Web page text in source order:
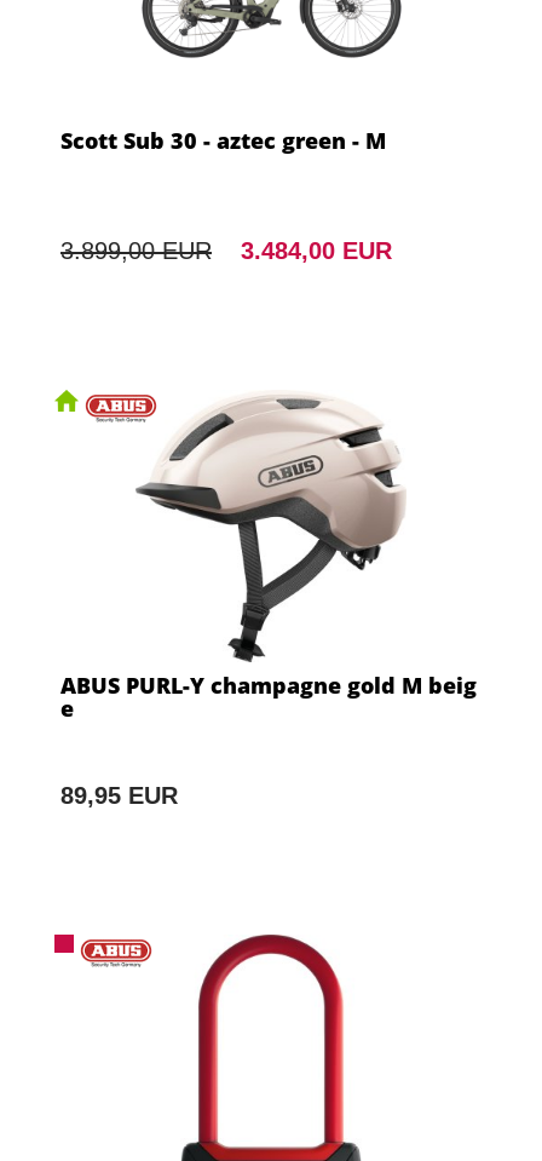
Scott Sub 30 - aztec green - M
3.899,00 EUR 3.484,00 EUR
ABUS PURL-Y champagne gold M beig
e
89,95 EUR